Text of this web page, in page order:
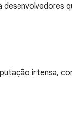
desenvolvedores
intensa,